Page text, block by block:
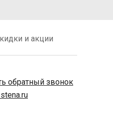
и акции
обратный звонок